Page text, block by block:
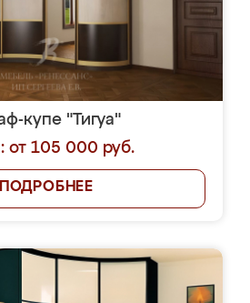
купе "Тигуа"
от 105 000 руб.
ПОДРОБНЕЕ